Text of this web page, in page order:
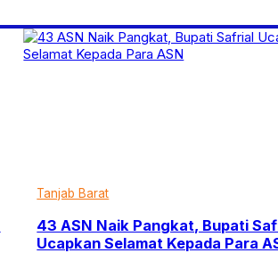
Tanjab Barat
43 ASN Naik Pangkat, Bupati
Ucapkan Selamat Kepada Para